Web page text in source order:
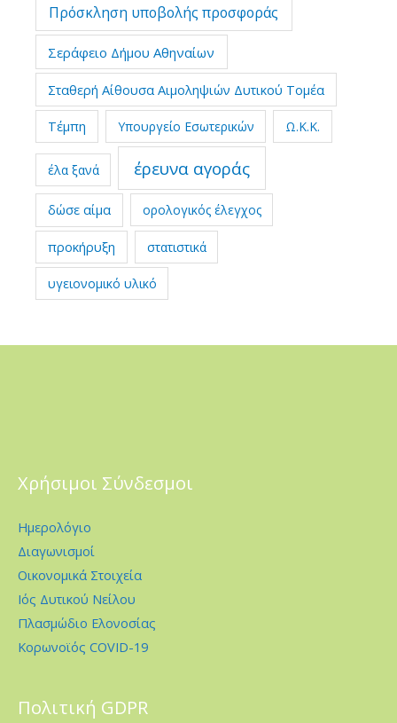
Πρόσκληση υποβολής προσφοράς
Σεράφειο Δήμου Αθηναίων
Σταθερή Αίθουσα Αιμοληψιών Δυτικού Τομέα
Τέμπη Υπουργείο Εσωτερικών Ω.Κ.Κ.
έλα ξανά έρευνα αγοράς
δώσε αίμα ορολογικός έλεγχος
προκήρυξη στατιστικά
υγειονομικό υλικό
Χρήσιμοι Σύνδεσμοι
Ημερολόγιο
Διαγωνισμοί
Οικονομικά Στοιχεία
Ιός Δυτικού Νείλου
Πλασμώδιο Ελονοσίας
Κορωνοϊός COVID-19
Πολιτική GDPR